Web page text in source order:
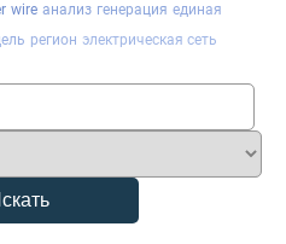
wire анализ генерация единая
регион электрическая сеть